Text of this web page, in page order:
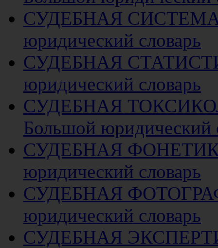
СУДЕБНАЯ
юридический словарь
СУДЕБНАЯ
юридический словарь
СУДЕБНАЯ
Большой юридический
СУДЕБНАЯ
юридический словарь
СУДЕБНАЯ
юридический словарь
СУДЕБНАЯ